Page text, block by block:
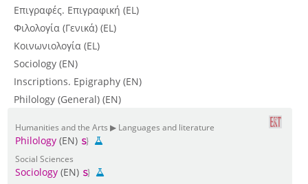
Επιγραφές. Επιγραφική (EL)
Φιλολογία (Γενικά) (EL)
Κοινωνιολογία (EL)
Sociology (EN)
Inscriptions. Epigraphy (EN)
Philology (General) (EN)
Humanities and the Arts ▶ Languages and literature
Philology (EN)
Social Sciences
Sociology (EN)